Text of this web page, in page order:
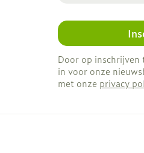
uiteenvallen van de
Door op
in voor onze
met onze privacy